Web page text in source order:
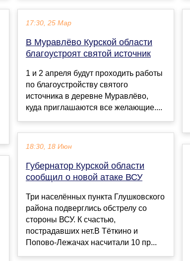
17:30, 25 Мар
В Муравлёво Курской области
благоустроят святой источник
1 и 2 апреля будут проходить работы
по благоустройству святого
источника в деревне Муравлёво,
куда приглашаются все желающие....
18:30, 18 Июн
Губернатор Курской области
сообщил о новой атаке ВСУ
Три населённых пункта Глушковского
района подверглись обстрелу со
стороны ВСУ. К счастью,
пострадавших нет.В Тёткино и
Попово-Лежачах насчитали 10 пр...